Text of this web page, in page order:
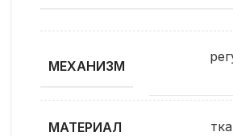
МЕХАНИЗМ
МАТЕРИАЛ